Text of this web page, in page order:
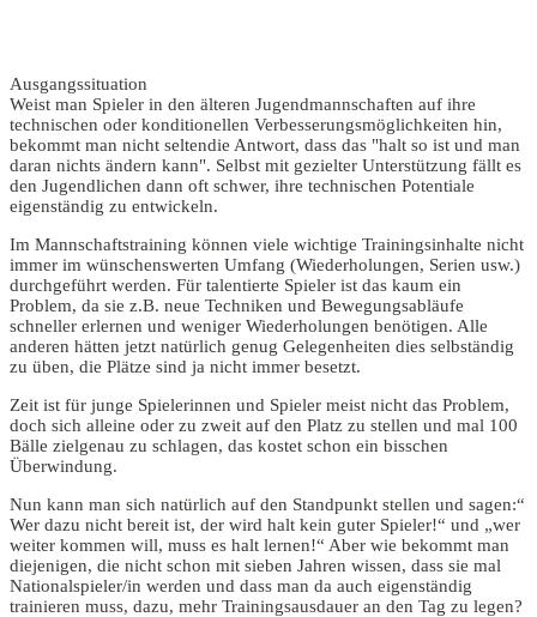
Ausgangssituation
Weist man Spieler in den älteren Jugendmannschaften auf ihre
technischen oder konditionellen Verbesserungsmöglichkeiten hin,
bekommt man nicht seltendie Antwort, dass das "halt so ist und man
daran nichts ändern kann". Selbst mit gezielter Unterstützung fällt es
den Jugendlichen dann oft schwer, ihre technischen Potentiale
eigenständig zu entwickeln.
Im Mannschaftstraining können viele wichtige Trainingsinhalte nicht
immer im wünschenswerten Umfang (Wiederholungen, Serien usw.)
durchgeführt werden. Für talentierte Spieler ist das kaum ein
Problem, da sie z.B. neue Techniken und Bewegungsabläufe
schneller erlernen und weniger Wiederholungen benötigen. Alle
anderen hätten jetzt natürlich genug Gelegenheiten dies selbständig
zu üben, die Plätze sind ja nicht immer besetzt.
Zeit ist für junge Spielerinnen und Spieler meist nicht das Problem,
doch sich alleine oder zu zweit auf den Platz zu stellen und mal 100
Bälle zielgenau zu schlagen, das kostet schon ein bisschen
Überwindung.
Nun kann man sich natürlich auf den Standpunkt stellen und sagen:“
Wer dazu nicht bereit ist, der wird halt kein guter Spieler!“ und „wer
weiter kommen will, muss es halt lernen!“ Aber wie bekommt man
diejenigen, die nicht schon mit sieben Jahren wissen, dass sie mal
Nationalspieler/in werden und dass man da auch eigenständig
trainieren muss, dazu, mehr Trainingsausdauer an den Tag zu legen?